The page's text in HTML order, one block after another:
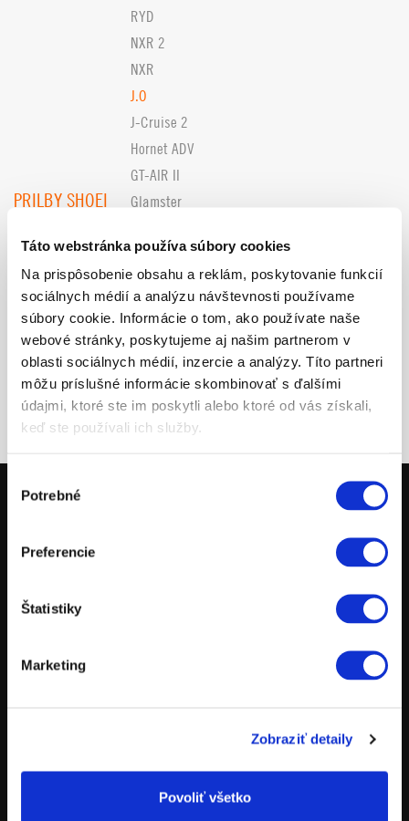
Táto webstránka používa súbory cookies
Na prispôsobenie obsahu a reklám, poskytovanie funkcií
sociálnych médií a analýzu návštevnosti používame
súbory cookie. Informácie o tom, ako používate naše
webové stránky, poskytujeme aj našim partnerom v
oblasti sociálnych médií, inzercie a analýzy. Títo partneri
môžu príslušné informácie skombinovať s ďalšími
údajmi, ktoré ste im poskytli alebo ktoré od vás získali,
keď ste používali ich služby.
súhlasu
Potrebné
Preferencie
Štatistiky
Marketing
Zobraziť detaily
Povoliť všetko
PRILBY SHOEI
RYD
NXR 2
NXR
J.O
J-Cruise 2
Hornet ADV
GT-AIR II
Glamster
ELEKTRICKÉ ODRÁŽADLÁ
DOPLNKY OBLEČENIA
FUNKČNÉ OBLEČENIE
VOĽNOČASOVÉ OBLEČENIE
ADRESA